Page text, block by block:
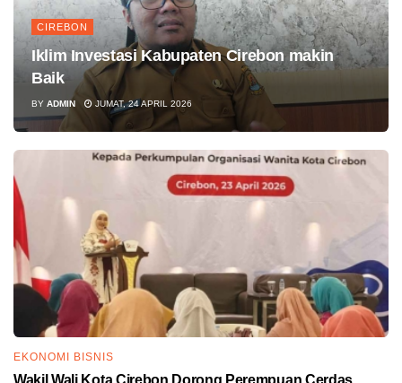
CIREBON
Iklim Investasi Kabupaten Cirebon makin
Baik
BY ADMIN JUMAT, 24 APRIL 2026
EKONOMI BISNIS